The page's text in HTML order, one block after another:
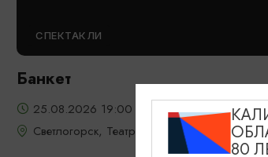
СПЕКТАКЛИ
Банкет
25.08.2026 19:00
Светлогорск, Театр эстрады «Янтарь-холл»
80